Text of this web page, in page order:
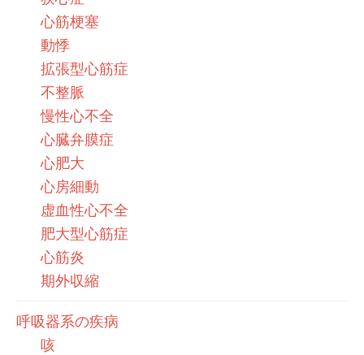
心筋梗塞
動悸
拡張型心筋症
不整脈
慢性心不全
心臓弁膜症
心肥大
心房細動
虚血性心不全
肥大型心筋症
心筋炎
期外収縮
呼吸器系の疾病
咳